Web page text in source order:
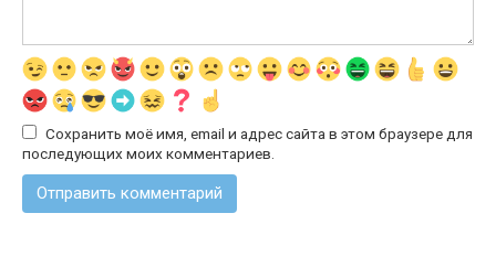
Сохранить моё имя, email и адрес сайта в этом браузере для
последующих моих комментариев.